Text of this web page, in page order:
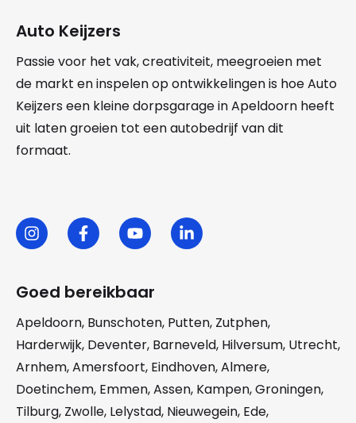
Auto Keijzers
Passie voor het vak, creativiteit, meegroeien met
de markt en inspelen op ontwikkelingen is hoe Auto
Keijzers een kleine dorpsgarage in Apeldoorn heeft
uit laten groeien tot een autobedrijf van dit
formaat.
Goed bereikbaar
Apeldoorn, Bunschoten, Putten, Zutphen,
Harderwijk, Deventer, Barneveld, Hilversum, Utrecht,
Arnhem,Amersfoort, Eindhoven,Almere,
Doetinchem, Emmen,Assen, Kampen,Groningen,
Tilburg, Zwolle, Lelystad, Nieuwegein, Ede,